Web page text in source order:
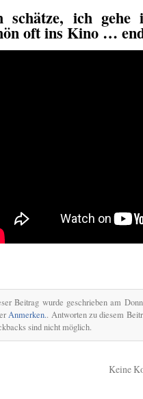
schätze, ich gehe
oft ins Kino …
Beitrag wurde geschrieben am
Anmerken.. Antworten zu diesem
sind nicht möglich.
Keine